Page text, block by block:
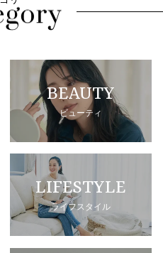
BEAUTY
ビューティ
LIFESTYLE
ライフスタイル